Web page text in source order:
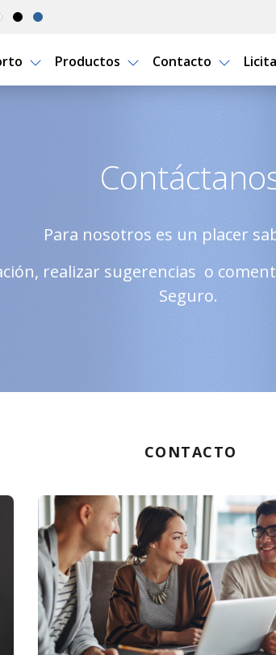
Productos Contacto
Para nosotros es un placer
realizar sugerencias o
Seguro.
CONTACTO